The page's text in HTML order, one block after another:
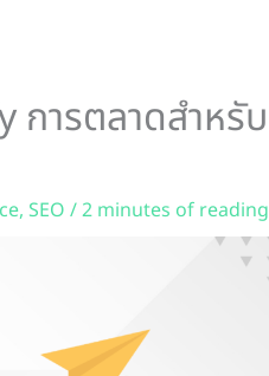
ารตลาดสำหรับ
, SEO /2 minutes of reading